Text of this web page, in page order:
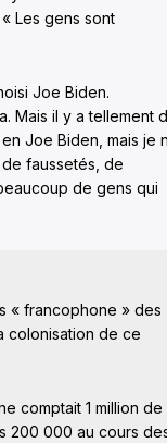
Les gens sont
Joe Biden.
Mais il y a tellement
Joe Biden, mais je
faussetés, de
de gens qui
« francophone » des
colonisation de ce
comptait 1 million de
200 000 au cours